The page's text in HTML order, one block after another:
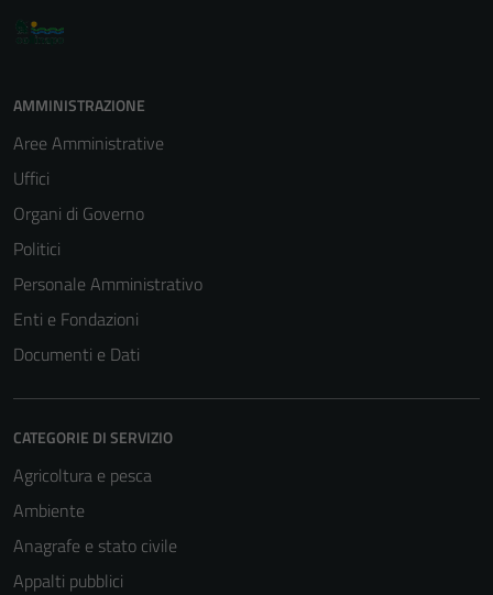
AMMINISTRAZIONE
Aree Amministrative
Uffici
Organi di Governo
Politici
Personale Amministrativo
Enti e Fondazioni
Documenti e Dati
CATEGORIE DI SERVIZIO
Agricoltura e pesca
Ambiente
Anagrafe e stato civile
Appalti pubblici